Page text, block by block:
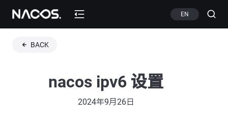
EN
BACK
nacos ipv6 设置
2024年9月26日